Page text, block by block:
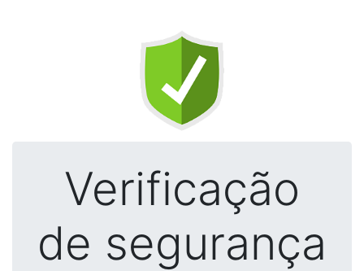
Verificação
de segurança